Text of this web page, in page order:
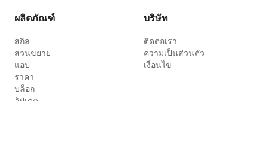
ผลิตภัณฑ์
สกิล
ส่วนขยาย
แอป
ราคา
บล็อก
อัปเดต
บริษัท
ติดต่อเรา
ความเป็นส่วนตัว
เงื่อนไข